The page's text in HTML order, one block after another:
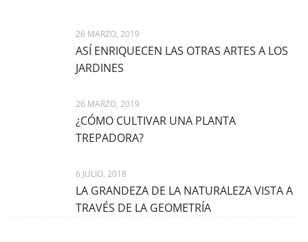
26 MARZO, 2019
ASÍ ENRIQUECEN LAS OTRAS ARTES A LOS
JARDINES
26 MARZO, 2019
¿CÓMO CULTIVAR UNA PLANTA
TREPADORA?
6 JULIO, 2018
LA GRANDEZA DE LA NATURALEZA VISTA A
TRAVÉS DE LA GEOMETRÍA